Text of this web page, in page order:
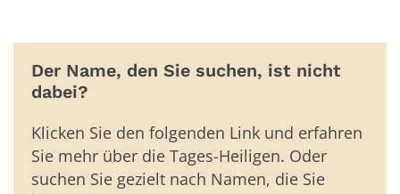
Der Name, den Sie suchen, ist nicht
dabei?
Klicken Sie den folgenden Link und erfahren
Sie mehr über die Tages-Heiligen. Oder
suchen Sie gezielt nach Namen, die Sie